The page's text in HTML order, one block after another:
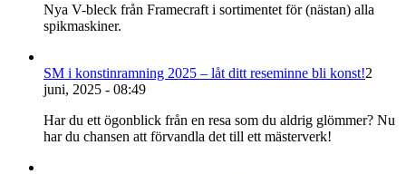
Nya V-bleck från Framecraft i sortimentet för (nästan) alla
spikmaskiner.
SM i konstinramning 2025 – låt ditt reseminne bli konst!2
juni, 2025 - 08:49
Har du ett ögonblick från en resa som du aldrig glömmer? Nu
har du chansen att förvandla det till ett mästerverk!